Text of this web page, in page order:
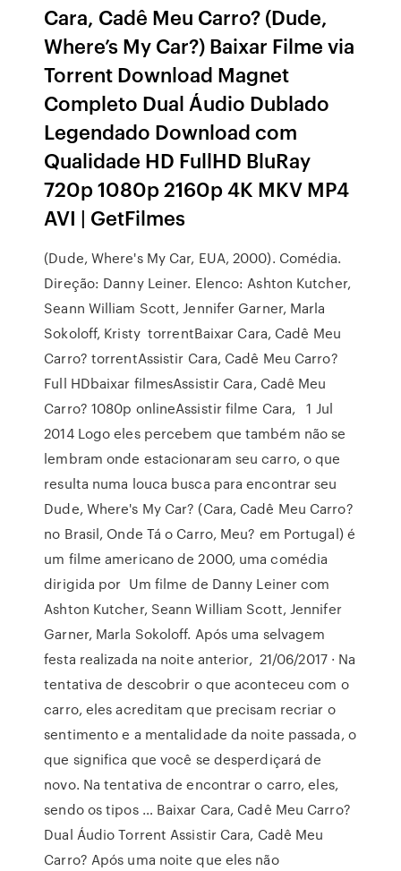
Cara, Cadê Meu Carro? (Dude,
Where’s My Car?) Baixar Filme via
Torrent Download Magnet
Completo Dual Áudio Dublado
Legendado Download com
Qualidade HD FullHD BluRay
720p 1080p 2160p 4K MKV MP4
AVI | GetFilmes
(Dude, Where's My Car, EUA, 2000). Comédia.
Direção: Danny Leiner. Elenco: Ashton Kutcher,
Seann William Scott, Jennifer Garner, Marla
Sokoloff, Kristy torrentBaixar Cara, Cadê Meu
Carro? torrentAssistir Cara, Cadê Meu Carro?
Full HDbaixar filmesAssistir Cara, Cadê Meu
Carro? 1080p onlineAssistir filme Cara, 1 Jul
2014 Logo eles percebem que também não se
lembram onde estacionaram seu carro, o que
resulta numa louca busca para encontrar seu
Dude, Where's My Car? (Cara, Cadê Meu Carro?
no Brasil, Onde Tá o Carro, Meu? em Portugal) é
um filme americano de 2000, uma comédia
dirigida por Um filme de Danny Leiner com
Ashton Kutcher, Seann William Scott, Jennifer
Garner, Marla Sokoloff. Após uma selvagem
festa realizada na noite anterior, 21/06/2017 · Na
tentativa de descobrir o que aconteceu com o
carro, eles acreditam que precisam recriar o
sentimento e a mentalidade da noite passada, o
que significa que você se desperdiçará de
novo. Na tentativa de encontrar o carro, eles,
sendo os tipos … Baixar Cara, Cadê Meu Carro?
Dual Áudio Torrent Assistir Cara, Cadê Meu
Carro? Após uma noite que eles não